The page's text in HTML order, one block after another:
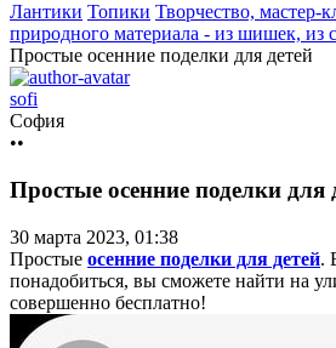
Лантики Топики Творчество, мастер-
природного материала - из шишек, из
Простые осенние поделки для детей
sofi
София
••
Простые осенние поделки для
30 марта 2023, 01:38
Простые осенние поделки для детей.
понадобиться, вы сможете найти на
совершенно бесплатно!